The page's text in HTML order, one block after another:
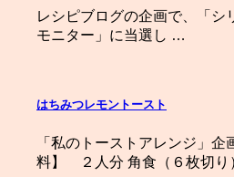
レシピブログの企画で、「シ
モニター」に当選し …
はちみつレモントースト
「私のトーストアレンジ」
料】 ２人分 角食（６枚切